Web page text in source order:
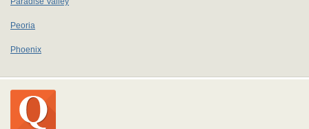
Peoria
Phoenix